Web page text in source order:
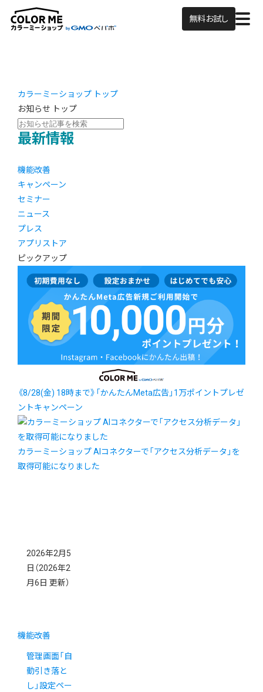
無料お試し
カラーミーショップ トップ
お知らせ トップ
最新情報
機能改善
キャンペーン
セミナー
ニュース
プレス
アプリストア
ピックアップ
《8/28(金) 18時まで》「かんたんMeta広告」1万ポイントプレゼ
ントキャンペーン
カラーミーショップ AIコネクターで「アクセス分析データ」を
取得可能になりました
2026年2月5
日 （2026年2
月6日 更新）
機能改善
管理画面「自
動引き落と
し」設定ペー